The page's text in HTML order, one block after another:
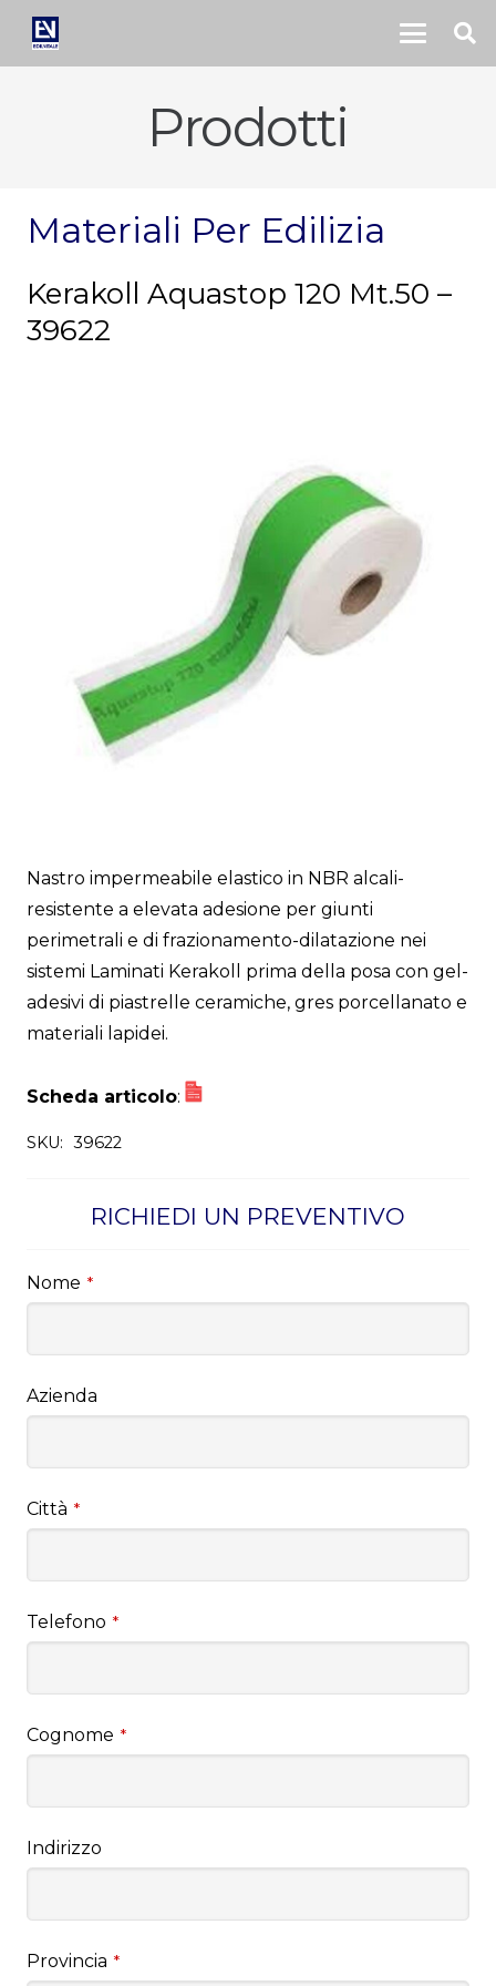
Prodotti
Materiali Per Edilizia
Kerakoll Aquastop 120 Mt.50 –
39622
Nastro impermeabile elastico in NBR alcali-
resistente a elevata adesione per giunti
perimetrali e di frazionamento-dilatazione nei
sistemi Laminati Kerakoll prima della posa con gel-
adesivi di piastrelle ceramiche, gres porcellanato e
materiali lapidei.
Scheda articolo:
SKU: 39622
RICHIEDI UN PREVENTIVO
Nome *
Azienda
Città *
Telefono *
Cognome *
Indirizzo
Provincia *